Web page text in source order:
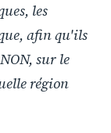
les
afin qu'ils
sur le
région